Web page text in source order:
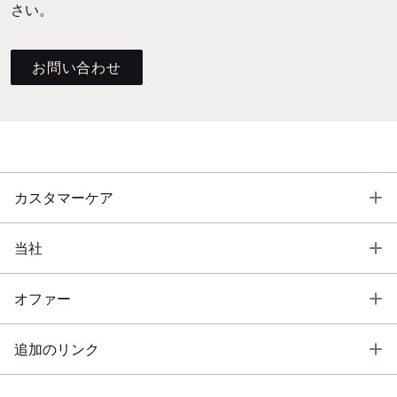
さい。
お問い合わせ
カスタマーケア
当社
オファー
追加のリンク